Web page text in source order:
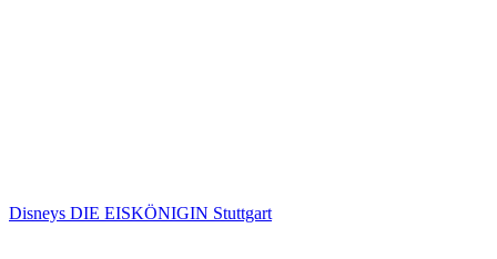
Disneys DIE EISKÖNIGIN Stuttgart